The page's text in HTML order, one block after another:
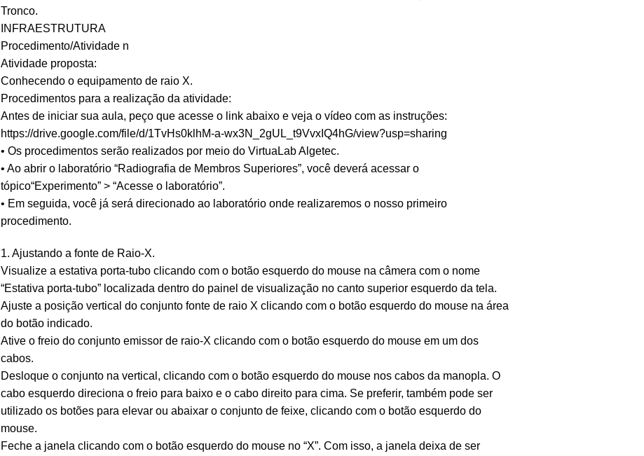
Tronco.
INFRAESTRUTURA
Procedimento/Atividade n
Atividade proposta:
Conhecendo o equipamento de raio X.
Procedimentos para a realização da atividade:
Antes de iniciar sua aula, peço que acesse o link abaixo e veja o vídeo com as instruções:
https://drive.google.com/file/d/1TvHs0klhM-a-wx3N_2gUL_t9VvxIQ4hG/view?usp=sharing
• Os procedimentos serão realizados por meio do VirtuaLab Algetec.
• Ao abrir o laboratório “Radiografia de Membros Superiores”, você deverá acessar o
tópico“Experimento” > “Acesse o laboratório”.
• Em seguida, você já será direcionado ao laboratório onde realizaremos o nosso primeiro
procedimento.
1. Ajustando a fonte de Raio-X.
Visualize a estativa porta-tubo clicando com o botão esquerdo do mouse na câmera com o nome
“Estativa porta-tubo” localizada dentro do painel de visualização no canto superior esquerdo da tela.
Ajuste a posição vertical do conjunto fonte de raio X clicando com o botão esquerdo do mouse na área
do botão indicado.
Ative o freio do conjunto emissor de raio-X clicando com o botão esquerdo do mouse em um dos
cabos.
Desloque o conjunto na vertical, clicando com o botão esquerdo do mouse nos cabos da manopla. O
cabo esquerdo direciona o freio para baixo e o cabo direito para cima. Se preferir, também pode ser
utilizado os botões para elevar ou abaixar o conjunto de feixe, clicando com o botão esquerdo do
mouse.
Feche a janela clicando com o botão esquerdo do mouse no “X”. Com isso, a janela deixa de ser